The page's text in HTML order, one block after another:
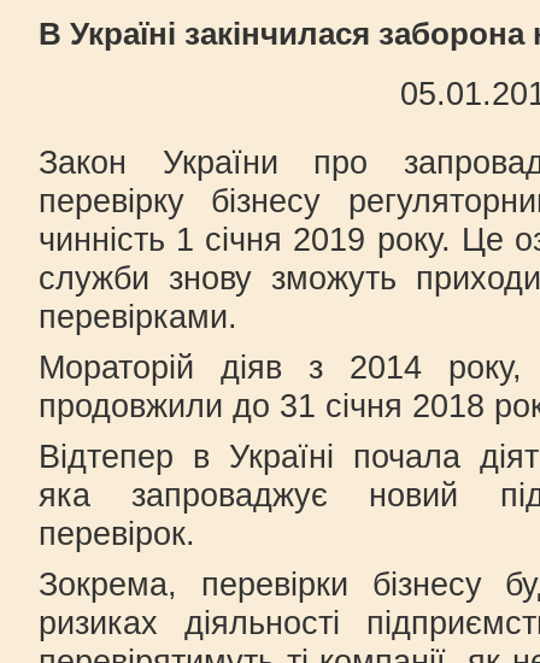
В Україні закінчилася заборона
Закон України про
перевірку бізнесу
чинність 1 січня 2019 року. Це
служби знову зможуть
перевірками.
Мораторій діяв з 2014
продовжили до 31 січня 2018
Відтепер в Україні почала
яка запроваджує новий
перевірок.
Зокрема, перевірки бізнесу
ризиках діяльності